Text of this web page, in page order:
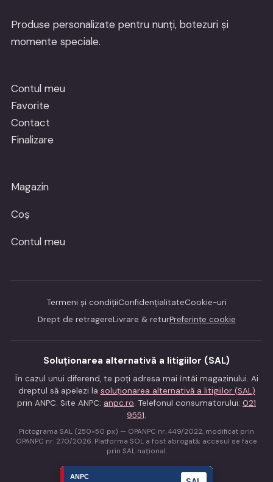
Produse personalizate pentru nunți, botezuri și
momente speciale.
Contul meu
Favorite
Contact
Finalizare
Magazin
Coș
Contul meu
Termeni și condițiiConfidențialitateCookie-uri
Drept de retragereLivrare & returPreferințe cookie
Soluționarea alternativă a litigiilor (SAL)
În cazul unui diferend, te poți adresa mai întâi magazinului. Ai
dreptul să apelezi la soluționarea alternativă a litigiilor (SAL)
prin ANPC. Site ANPC: anpc.ro. Telefonul consumatorului: 021
9551.
Pictograma SAL (250×50 px) — OPANPC nr. 449/2022, modificat prin
OPANPC nr. 270/2026. Platforma SOL a fost abrogată; accesul se face
prin SAL național.